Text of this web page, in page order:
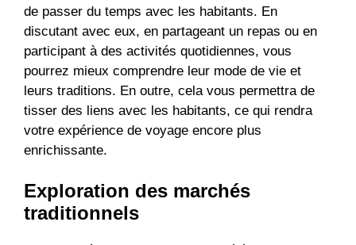
de passer du temps avec les habitants. En
discutant avec eux, en partageant un repas ou en
participant à des activités quotidiennes, vous
pourrez mieux comprendre leur mode de vie et
leurs traditions. En outre, cela vous permettra de
tisser des liens avec les habitants, ce qui rendra
votre expérience de voyage encore plus
enrichissante.
Exploration des marchés
traditionnels